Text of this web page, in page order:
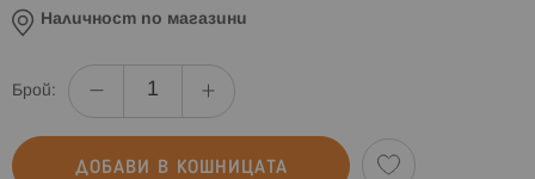
Наличност по магазини
Брой:
ДОБАВИ В КОШНИЦАТА